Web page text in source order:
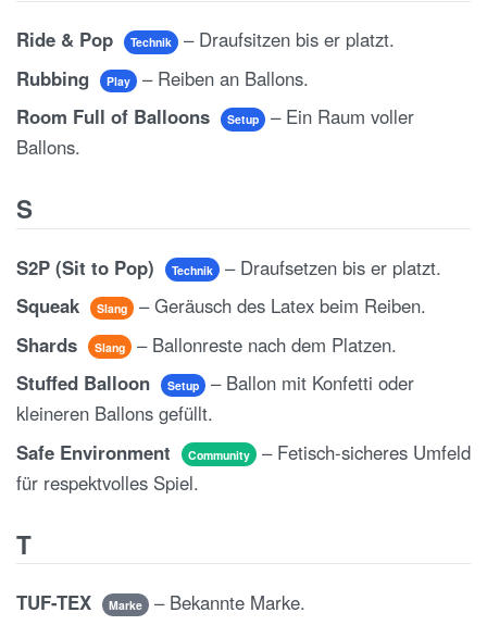
Ride & Pop Technik – Draufsitzen bis er platzt.
Rubbing
Play – Reiben an Ballons.
Room Full of Balloons
Setup – Ein Raum voller
Ballons.
S
S2P (Sit to Pop) Technik – Draufsetzen bis er platzt.
Squeak
Slang – Geräusch des Latex beim Reiben.
Shards
Slang – Ballonreste nach dem Platzen.
Stuffed Balloon
Setup – Ballon mit Konfetti oder
kleineren Ballons gefüllt.
Safe Environment
Community – Fetisch-sicheres Umfeld
für respektvolles Spiel.
T
TUF-TEX Marke – Bekannte Marke.